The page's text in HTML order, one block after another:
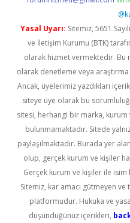
Yasal Uyarı: Sitemiz, 5651
ve İletişim Kurumu (BTK)
olarak hizmet vermektedir.
olarak denetleme veya
Ancak, üyelerimiz yazdıkları
siteye üye olarak bu
sitesi, herhangi bir marka, kurum
bulunmamaktadır. Sitede
paylaşılmaktadır. Burada yer
olup, gerçek kurum ve kişiler
Gerçek kurum ve kişiler ile
Sitemiz, kar amacı gütmeyen
platformudur. Hukuka ve
düşündüğünüz içerikleri,